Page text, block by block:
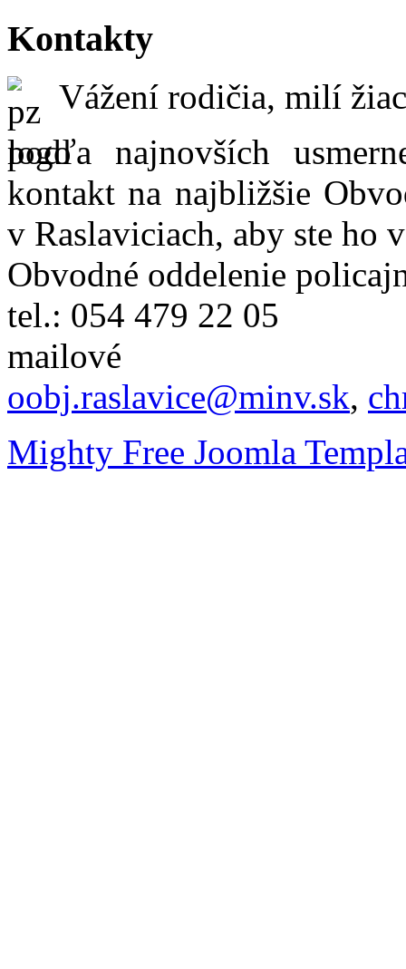
Kontakty
Vážení rodičia, milí
podľa najnovších
kontakt na najbližšie
v Raslaviciach, aby ste ho
Obvodné oddelenie
tel.: 054 479 22 05
oobj.raslavice@minv.sk,
Mighty Free Joomla